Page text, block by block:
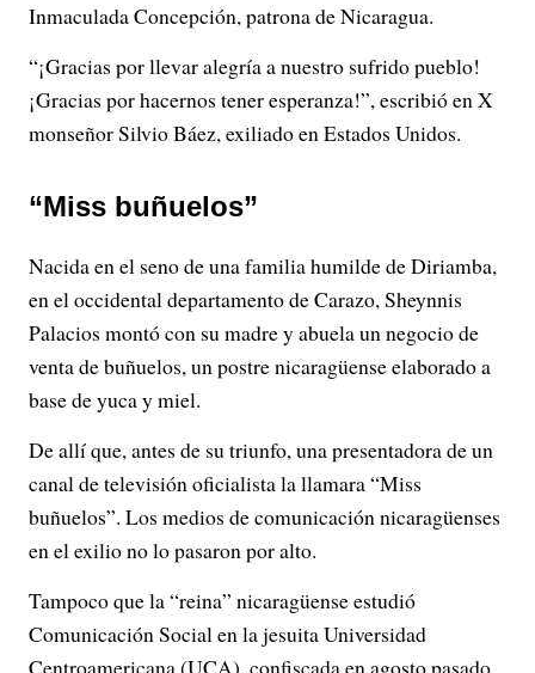
Inmaculada Concepción, patrona de Nicaragua.
“¡Gracias por llevar alegría a nuestro sufrido pueblo!
¡Gracias por hacernos tener esperanza!”, escribió en X
monseñor Silvio Báez, exiliado en Estados Unidos.
“Miss buñuelos”
Nacida en el seno de una familia humilde de Diriamba,
en el occidental departamento de Carazo, Sheynnis
Palacios montó con su madre y abuela un negocio de
venta de buñuelos, un postre nicaragüense elaborado a
base de yuca y miel.
De allí que, antes de su triunfo, una presentadora de un
canal de televisión oficialista la llamara “Miss
buñuelos”. Los medios de comunicación nicaragüenses
en el exilio no lo pasaron por alto.
Tampoco que la “reina” nicaragüense estudió
Comunicación Social en la jesuita Universidad
Centroamericana (UCA), confiscada en agosto pasado